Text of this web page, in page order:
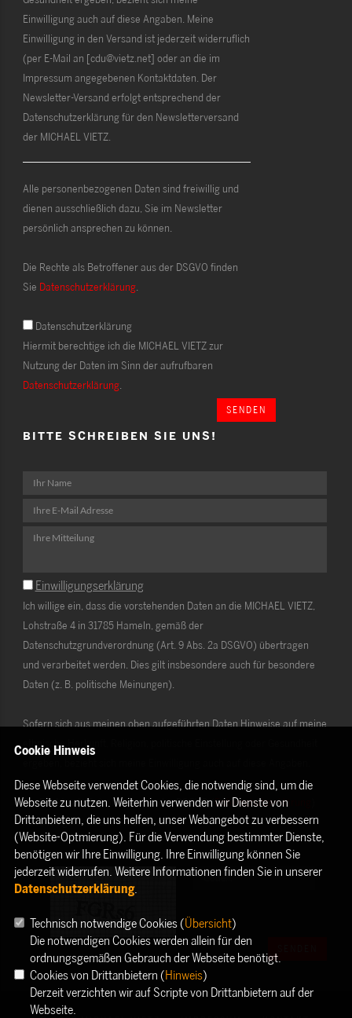
Einwilligung auch auf diese Angaben. Meine
Einwilligung in den Versand ist jederzeit widerruflich
(per E-Mail an [cdu@vietz.net] oder an die im
Impressum angegebenen Kontaktdaten. Der
Newsletter-Versand erfolgt entsprechend der
Datenschutzerklärung für den Newsletterversand
der MICHAEL VIETZ.
Alle personenbezogenen Daten sind freiwillig und
dienen ausschließlich dazu, Sie im Newsletter
persönlich ansprechen zu können.
Die Rechte als Betroffener aus der DSGVO finden
Sie Datenschutzerklärung.
Datenschutzerklärung
Hiermit berechtige ich die MICHAEL VIETZ zur
Nutzung der Daten im Sinn der aufrufbaren
Datenschutzerklärung.
SENDEN
BITTE SCHREIBEN SIE UNS!
Einwilligungserklärung
Ich willige ein, dass die vorstehenden Daten an die MICHAEL VIETZ,
Lohstraße 4 in 31785 Hameln, gemäß der
Datenschutzgrundverordnung (Art. 9 Abs. 2a DSGVO) übertragen
und verarbeitet werden. Dies gilt insbesondere auch für besondere
Daten (z. B. politische Meinungen).
Sofern sich aus meinen oben aufgeführten Daten Hinweise auf meine
ethnische Herkunft, Religion, politische Einstellung oder Gesundheit
Die Rechte als Betroffener aus der DSGVO ( Datenschutzerklärung
habe ich gelesen und verstanden.
Cookie Hinweis
Diese Webseite verwendet Cookies, die notwendig sind, um die
Webseite zu nutzen. Weiterhin verwenden wir Dienste von
Drittanbietern, die uns helfen, unser Webangebot zu verbessern
(Website-Optmierung). Für die Verwendung bestimmter Dienste,
benötigen wir Ihre Einwilligung. Ihre Einwilligung können Sie
jederzeit widerrufen. Weitere Informationen finden Sie in unserer
Datenschutzerklärung.
Technisch notwendige Cookies (Übersicht)
Die notwendigen Cookies werden allein für den
ordnungsgemäßen Gebrauch der Webseite benötigt.
Cookies von Drittanbietern (Hinweis)
Derzeit verzichten wir auf Scripte von Drittanbietern auf der
Webseite.